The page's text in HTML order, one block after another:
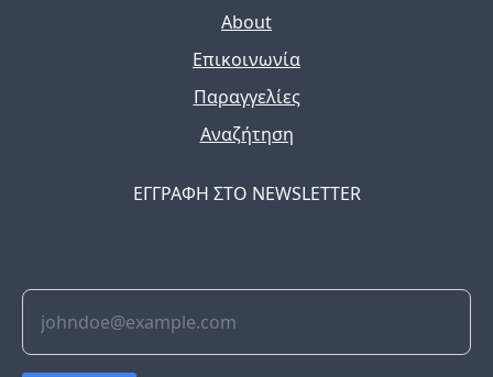
About
Επικοινωνία
Παραγγελίες
Αναζήτηση
ΕΓΓΡΑΦΗ ΣΤΟ NEWSLETTER